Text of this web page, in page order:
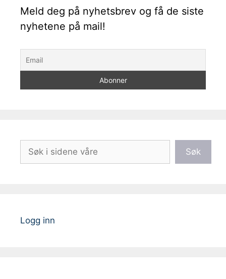
Meld deg på nyhetsbrev og få de siste
nyhetene på mail!
Søk
Logg inn